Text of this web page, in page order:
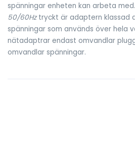
spänningar enheten kan arbeta
50/60Hztryckt är adaptern klassad
spänningar som används över hela
nätadaptrar endast omvandlar
omvandlar spänningar.